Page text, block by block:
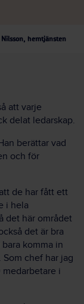
Nilsson, hemtjänsten
att varje
delat ledarskap.
berättar vad
och för
de har fått ett
i hela
det här området
det är bra
komma in
chef har jag
i